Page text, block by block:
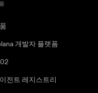
개발자 플랫폼
전트 레지스트리